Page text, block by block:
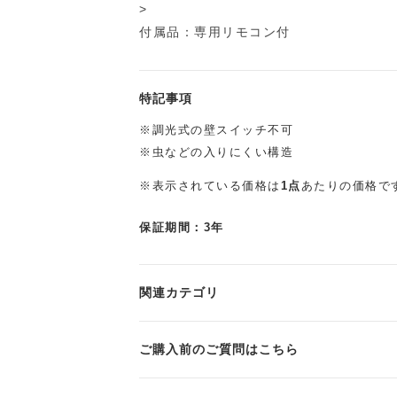
>
付属品：専用リモコン付
特記事項
※調光式の壁スイッチ不可
※虫などの入りにくい構造
※表示されている価格は 1点あたりの価格で
保証期間：3年
関連カテゴリ
ご購入前のご質問はこちら